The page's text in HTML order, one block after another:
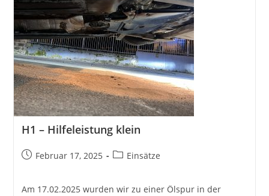
Auf
Straße
H1 – Hilfeleistung klein
BeitragFebruar 17, 2025
Beitrags-
Einsätze
Am 17.02.2025 wurden wir zu einer Ölspur in der